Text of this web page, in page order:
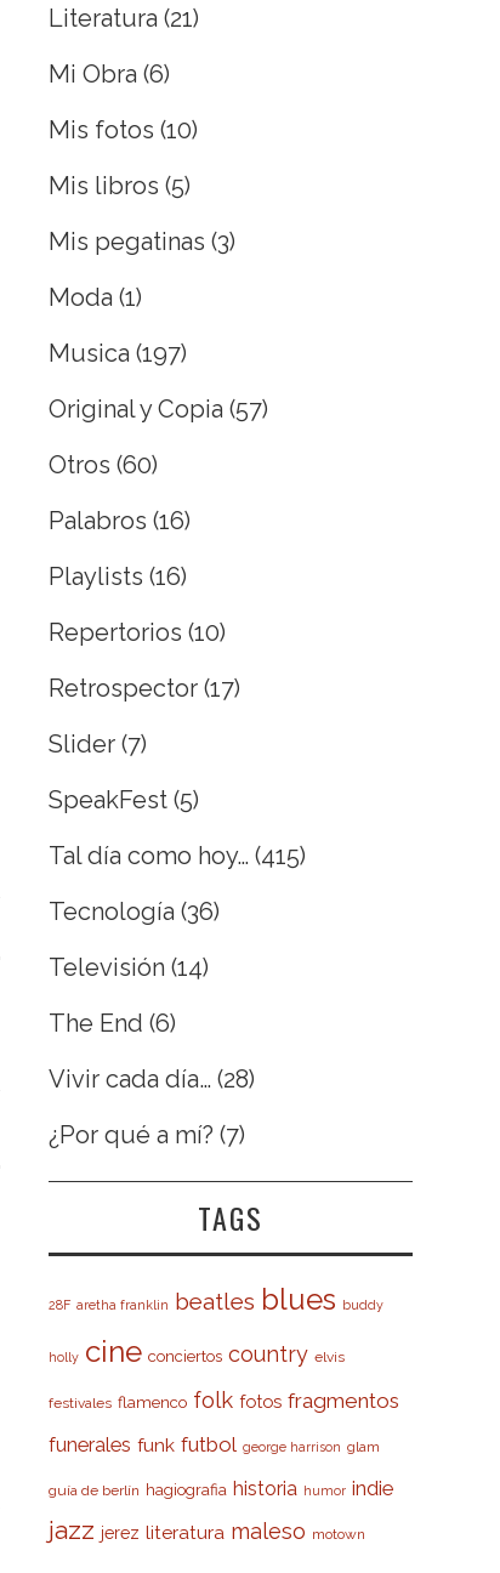
Literatura (21)
Mi Obra (6)
Mis fotos (10)
Mis libros (5)
Mis pegatinas (3)
Moda (1)
Musica (197)
Original y Copia (57)
Otros (60)
Palabros (16)
Playlists (16)
Repertorios (10)
Retrospector (17)
Slider (7)
SpeakFest (5)
Tal día como hoy… (415)
Tecnología (36)
Televisión (14)
The End (6)
Vivir cada día… (28)
¿Por qué a mí? (7)
TAGS
28F aretha franklin beatles blues buddy
holly cine conciertos country elvis
festivales flamenco folk fotos fragmentos
funerales funk futbol george harrison glam
guía de berlín hagiografia historia humor indie
jazz jerez literatura maleso motown